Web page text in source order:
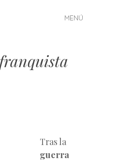
MENÚ
Tras la
guerra